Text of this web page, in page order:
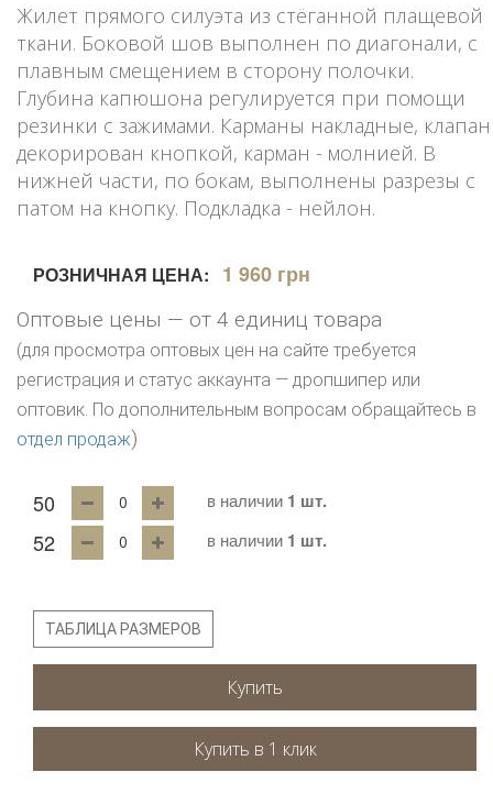
Жилет прямого силуэта из стёганной плащевой
ткани. Боковой шов выполнен по диагонали, с
плавным смещением в сторону полочки.
Глубина капюшона регулируется при помощи
резинки с зажимами. Карманы накладные, клапан
декорирован кнопкой, карман - молнией. В
нижней части, по бокам, выполнены разрезы с
патом на кнопку. Подкладка - нейлон.
РОЗНИЧНАЯ ЦЕНА: 1 960 грн
Оптовые цены — от 4 единиц товара
(для просмотра оптовых цен на сайте требуется
регистрация и статус аккаунта — дропшипер или
оптовик. По дополнительным вопросам обращайтесь в
отдел продаж)
50 в наличии 1 шт.
52 в наличии 1 шт.
ТАБЛИЦА РАЗМЕРОВ
Купить